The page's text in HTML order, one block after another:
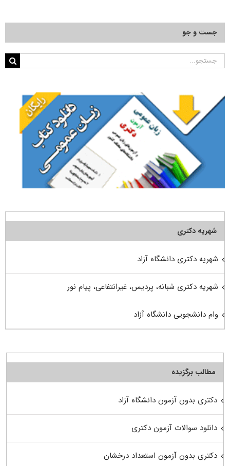
جست و جو
جستجو
شهریه دکتری
شهریه دکتری دانشگاه آزاد
شهریه دکتری شبانه، پردیس، غیرانتفاعی، پیام نور
وام دانشجویی دانشگاه آزاد
مطالب برگزیده
دکتری بدون آزمون دانشگاه آزاد
دانلود سوالات آزمون دکتری
دکتری بدون آزمون استعداد درخشان